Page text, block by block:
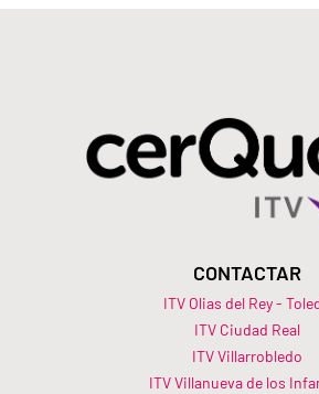
CONTACTAR
ITV Olias del Rey -
ITV Ciudad Real
ITV Villarrobledo
ITV Villanueva de los